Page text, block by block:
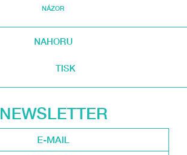
NÁZOR
NAHORU
TISK
NEWSLETTER